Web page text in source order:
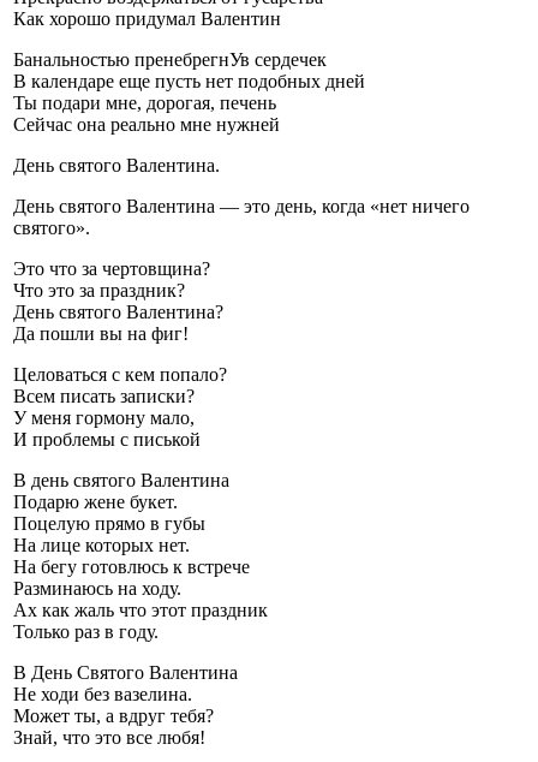
Как хорошо придумал Валентин
Банальностью пренебрегнУв сердечек
В календаре еще пусть нет подобных дней
Ты подари мне, дорогая, печень
Сейчас она реально мне нужней
День святого Валентина.
День святого Валентина — это день, когда «нет ничего
святого».
Это что за чертовщина?
Что это за праздник?
День святого Валентина?
Да пошли вы на фиг!
Целоваться с кем попало?
Всем писать записки?
У меня гормону мало,
И проблемы с писькой
В день святого Валентина
Подарю жене букет.
Поцелую прямо в губы
На лице которых нет.
На бегу готовлюсь к встрече
Разминаюсь на ходу.
Ах как жаль что этот праздник
Только раз в году.
В День Святого Валентина
Не ходи без вазелина.
Может ты, а вдруг тебя?
Знай, что это все любя!